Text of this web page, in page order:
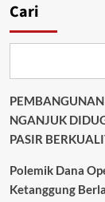
3
Cari
NGANJUK
PASIR
Polemik Dana
Ketanggung